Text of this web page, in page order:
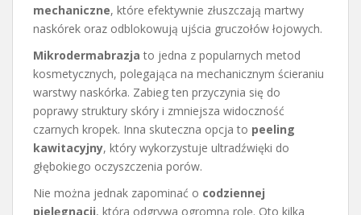
mechaniczne, które efektywnie złuszczają martwy
naskórek oraz odblokowują ujścia gruczołów łojowych.
Mikrodermabrazja to jedna z popularnych metod
kosmetycznych, polegająca na mechanicznym ścieraniu
warstwy naskórka. Zabieg ten przyczynia się do
poprawy struktury skóry i zmniejsza widoczność
czarnych kropek. Inna skuteczna opcja to peeling
kawitacyjny, który wykorzystuje ultradźwięki do
głębokiego oczyszczenia porów.
Nie można jednak zapominać o codziennej
pielęgnacji, która odgrywa ogromną rolę. Oto kilka